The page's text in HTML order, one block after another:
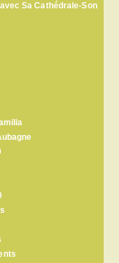
Sa Cathédrale-Son